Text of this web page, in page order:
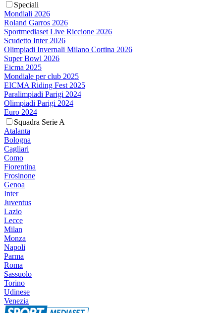
Speciali
Mondiali 2026
Roland Garros 2026
Sportmediaset Live Riccione 2026
Scudetto Inter 2026
Olimpiadi Invernali Milano Cortina 2026
Super Bowl 2026
Eicma 2025
Mondiale per club 2025
EICMA Riding Fest 2025
Paralimpiadi Parigi 2024
Olimpiadi Parigi 2024
Euro 2024
Squadra Serie A
Atalanta
Bologna
Cagliari
Como
Fiorentina
Frosinone
Genoa
Inter
Juventus
Lazio
Lecce
Milan
Monza
Napoli
Parma
Roma
Sassuolo
Torino
Udinese
Venezia